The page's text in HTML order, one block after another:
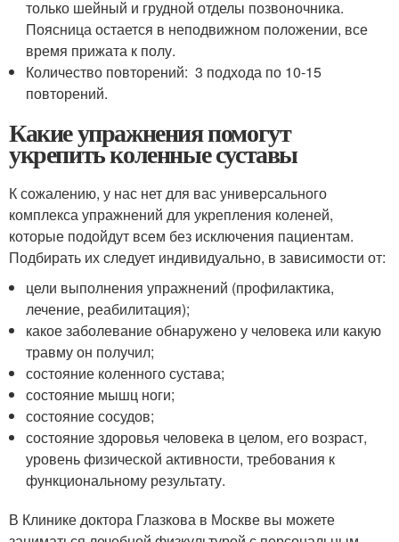
только шейный и грудной отделы позвоночника.
Поясница остается в неподвижном положении, все
время прижата к полу.
Количество повторений: 3 подхода по 10-15
повторений.
Какие упражнения помогут
укрепить коленные суставы
К сожалению, у нас нет для вас универсального
комплекса упражнений для укрепления коленей,
которые подойдут всем без исключения пациентам.
Подбирать их следует индивидуально, в зависимости от:
цели выполнения упражнений (профилактика,
лечение, реабилитация);
какое заболевание обнаружено у человека или какую
травму он получил;
состояние коленного сустава;
состояние мышц ноги;
состояние сосудов;
состояние здоровья человека в целом, его возраст,
уровень физической активности, требования к
функциональному результату.
В Клинике доктора Глазкова в Москве вы можете